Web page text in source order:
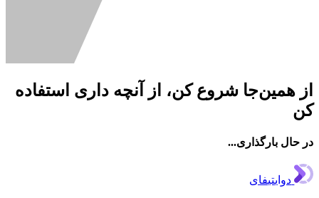
همین‌جا شروع کن، از آنچه داری استفاده
بارگذاری...
دوایتیفای